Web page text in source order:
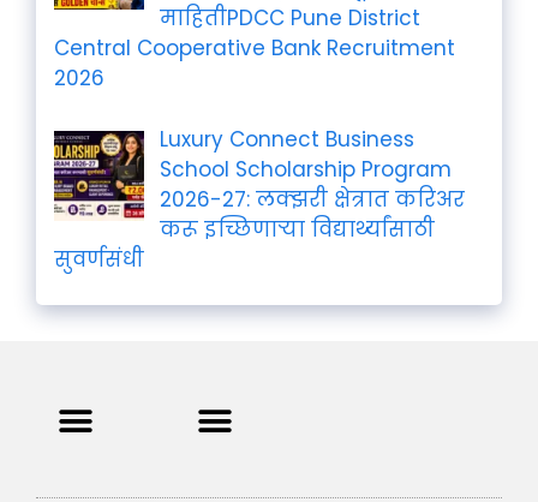
माहितीPDCC Pune District
Central Cooperative Bank Recruitment
2026
Luxury Connect Business
School Scholarship Program
2026-27: लक्झरी क्षेत्रात करिअर
करू इच्छिणाऱ्या विद्यार्थ्यांसाठी
सुवर्णसंधी